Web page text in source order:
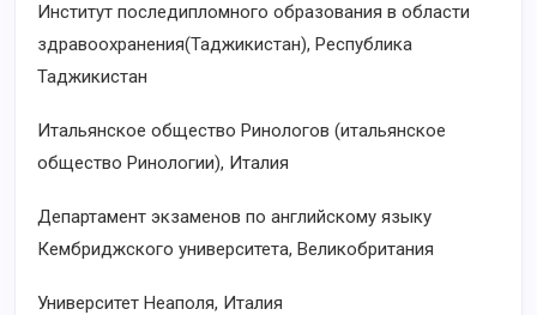
Институт последипломного образования в области
здравоохранения(Таджикистан), Республика
Таджикистан
Итальянское общество Ринологов (итальянское
общество Ринологии), Италия
Департамент экзаменов по английскому языку
Кембриджского университета, Великобритания
Университет Неаполя, Италия